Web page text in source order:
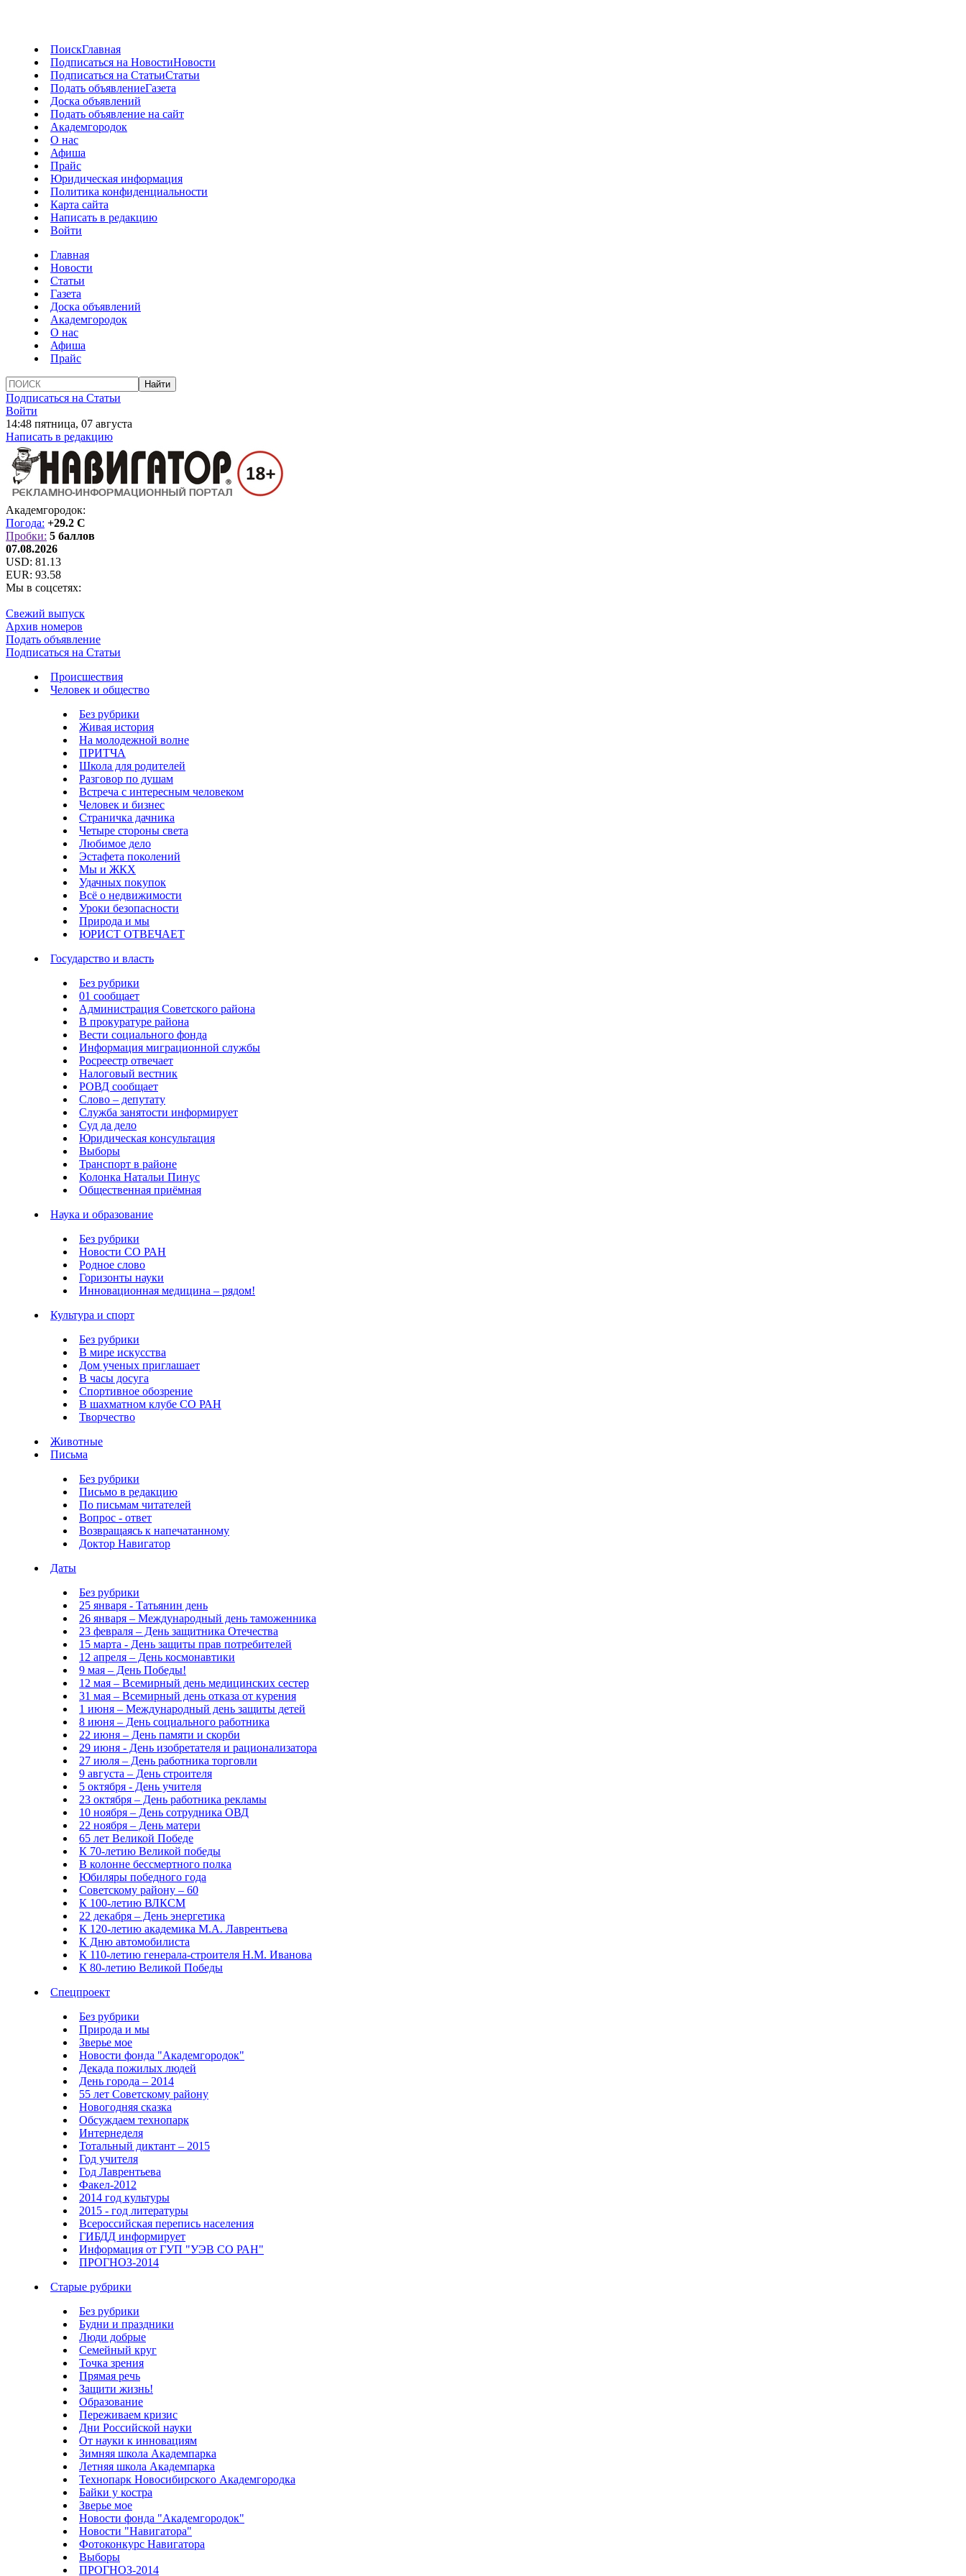
ПоискГлавная
Подписаться на НовостиНовости
Подписаться на СтатьиСтатьи
Подать объявлениеГазета
Доска объявлений
Подать объявление на сайт
Академгородок
О нас
Афиша
Прайс
Юридическая информация
Политика конфиденциальности
Карта сайта
Написать в редакцию
Войти
Главная
Новости
Статьи
Газета
Доска объявлений
Академгородок
О нас
Афиша
Прайс
Подписаться на Статьи
Войти
14:48 пятница, 07 августа
Написать в редакцию
Академгородок:
Погода: +29.2 C
Пробки: 5 баллов
07.08.2026
USD: 81.13
EUR: 93.58
Мы в соцсетях:
Свежий выпуск
Архив номеров
Подать объявление
Подписаться на Статьи
Происшествия
Человек и общество
Без рубрики
Живая история
На молодежной волне
ПРИТЧА
Школа для родителей
Разговор по душам
Встреча с интересным человеком
Человек и бизнес
Страничка дачника
Четыре стороны света
Любимое дело
Эстафета поколений
Мы и ЖКХ
Удачных покупок
Всё о недвижимости
Уроки безопасности
Природа и мы
ЮРИСТ ОТВЕЧАЕТ
Государство и власть
Без рубрики
01 сообщает
Администрация Советского района
В прокуратуре района
Вести социального фонда
Информация миграционной службы
Росреестр отвечает
Налоговый вестник
РОВД сообщает
Слово – депутату
Служба занятости информирует
Суд да дело
Юридическая консультация
Выборы
Транспорт в районе
Колонка Натальи Пинус
Общественная приёмная
Наука и образование
Без рубрики
Новости СО РАН
Родное слово
Горизонты науки
Инновационная медицина – рядом!
Культура и спорт
Без рубрики
В мире искусства
Дом ученых приглашает
В часы досуга
Спортивное обозрение
В шахматном клубе СО РАН
Творчество
Животные
Письма
Без рубрики
Письмо в редакцию
По письмам читателей
Вопрос - ответ
Возвращаясь к напечатанному
Доктор Навигатор
Даты
Без рубрики
25 января - Татьянин день
26 января – Международный день таможенника
23 февраля – День защитника Отечества
15 марта - День защиты прав потребителей
12 апреля – День космонавтики
9 мая – День Победы!
12 мая – Всемирный день медицинских сестер
31 мая – Всемирный день отказа от курения
1 июня – Международный день защиты детей
8 июня – День социального работника
22 июня – День памяти и скорби
29 июня - День изобретателя и рационализатора
27 июля – День работника торговли
9 августа – День строителя
5 октября - День учителя
23 октября – День работника рекламы
10 ноября – День сотрудника ОВД
22 ноября – День матери
65 лет Великой Победе
К 70-летию Великой победы
В колонне бессмертного полка
Юбиляры победного года
Советскому району – 60
К 100-летию ВЛКСМ
22 декабря – День энергетика
К 120-летию академика М.А. Лаврентьева
К Дню автомобилиста
К 110-летию генерала-строителя Н.М. Иванова
К 80-летию Великой Победы
Спецпроект
Без рубрики
Природа и мы
Зверье мое
Новости фонда "Академгородок"
Декада пожилых людей
День города – 2014
55 лет Советскому району
Новогодняя сказка
Обсуждаем технопарк
Интернеделя
Тотальный диктант – 2015
Год учителя
Год Лаврентьева
Факел-2012
2014 год культуры
2015 - год литературы
Всероссийская перепись населения
ГИБДД информирует
Информация от ГУП "УЭВ СО РАН"
ПРОГНОЗ-2014
Старые рубрики
Без рубрики
Будни и праздники
Люди добрые
Семейный круг
Точка зрения
Прямая речь
Защити жизнь!
Образование
Переживаем кризис
Дни Российской науки
От науки к инновациям
Зимняя школа Академпарка
Летняя школа Академпарка
Технопарк Новосибирского Академгородка
Байки у костра
Зверье мое
Новости фонда "Академгородок"
Новости "Навигатора"
Фотоконкурс Навигатора
Выборы
ПРОГНОЗ-2014